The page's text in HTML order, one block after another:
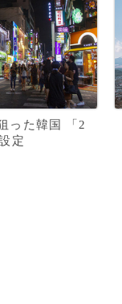
った韓国 「2
定